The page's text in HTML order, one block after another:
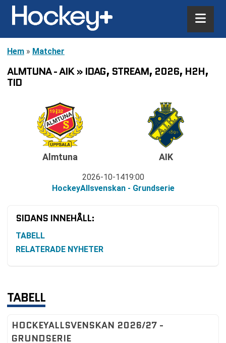
Hem » Matcher
ALMTUNA - AIK » IDAG, STREAM, 2026, H2H,
TID
Almtuna
2026-10-1419:00
HockeyAllsvenskan - Grundserie
AIK
SIDANS INNEHÅLL:
TABELL
RELATERADE NYHETER
TABELL
HOCKEYALLSVENSKAN 2026/27 -
GRUNDSERIE